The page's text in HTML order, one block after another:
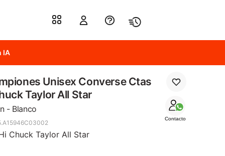
IA
Unisex Converse Ctas
Taylor All Star
- Blanco
Contacto
Chuck Taylor All Star